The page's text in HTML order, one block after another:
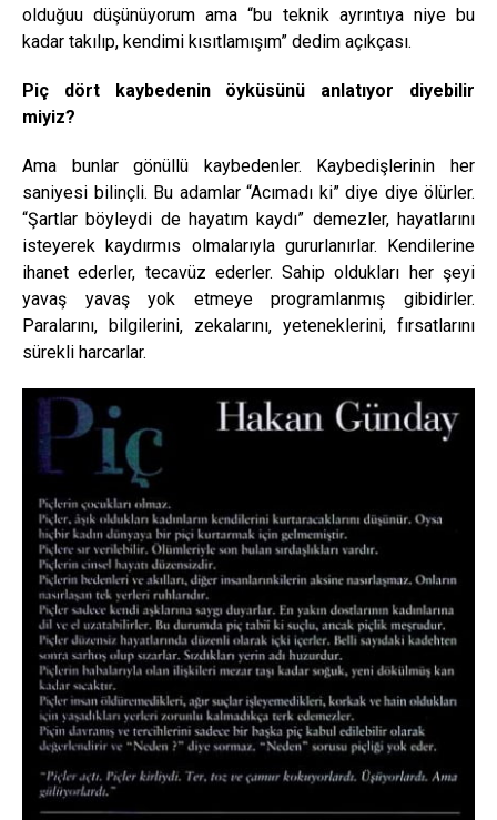
olduğuu düşünüyorum ama “bu teknik ayrıntıya niye bu
kadar takılıp, kendimi kısıtlamışım” dedim açıkçası.
Piç dört kaybedenin öyküsünü anlatıyor diyebilir
miyiz?
Ama bunlar gönüllü kaybedenler. Kaybedişlerinin her
saniyesi bilinçli. Bu adamlar “Acımadı ki” diye diye ölürler.
“Şartlar böyleydi de hayatım kaydı” demezler, hayatlarını
isteyerek kaydırmıs olmalarıyla gururlanırlar. Kendilerine
ihanet ederler, tecavüz ederler. Sahip oldukları her şeyi
yavaş yavaş yok etmeye programlanmış gibidirler.
Paralarını, bilgilerini, zekalarını, yeteneklerini, fırsatlarını
sürekli harcarlar.